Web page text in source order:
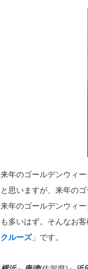
来年のゴールデンウィ
と思いますが、来年の
来年のゴールデンウィ
も多いはず。そんなお
クルーズ」です。